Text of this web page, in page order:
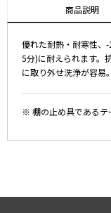
商品説明
優れた耐熱・耐寒性
5分)に耐えられます。
に取り外せ洗浄が容易。
※ 棚の止め具であるテ